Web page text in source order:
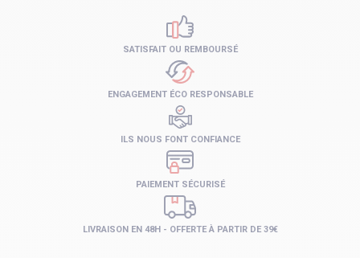
LIVRAISON EN 48H - OFFERTE À PARTIR DE 39€
PAIEMENT SÉCURISÉ
SATISFAIT OU REMBOURSÉ
ENGAGEMENT ÉCO RESPONSABLE
ILS NOUS FONT CONFIANCE